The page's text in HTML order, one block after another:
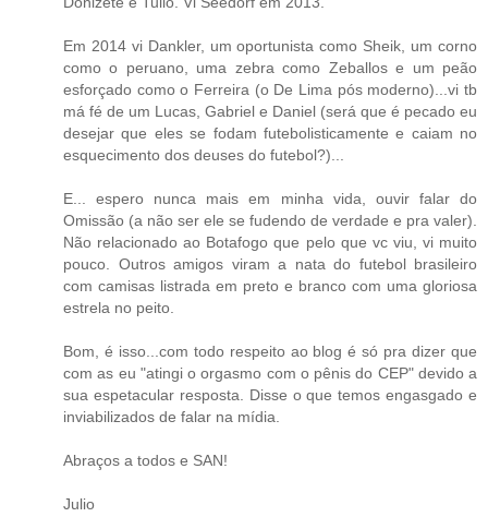
Em 2014 vi Dankler, um oportunista como Sheik, um corno
como o peruano, uma zebra como Zeballos e um peão
esforçado como o Ferreira (o De Lima pós moderno)...vi tb
má fé de um Lucas, Gabriel e Daniel (será que é pecado eu
desejar que eles se fodam futebolisticamente e caiam no
esquecimento dos deuses do futebol?)...
E... espero nunca mais em minha vida, ouvir falar do
Omissão (a não ser ele se fudendo de verdade e pra valer).
Não relacionado ao Botafogo que pelo que vc viu, vi muito
pouco. Outros amigos viram a nata do futebol brasileiro
com camisas listrada em preto e branco com uma gloriosa
estrela no peito.
Bom, é isso...com todo respeito ao blog é só pra dizer que
com as eu "atingi o orgasmo com o pênis do CEP" devido a
sua espetacular resposta. Disse o que temos engasgado e
inviabilizados de falar na mídia.
Abraços a todos e SAN!
Julio